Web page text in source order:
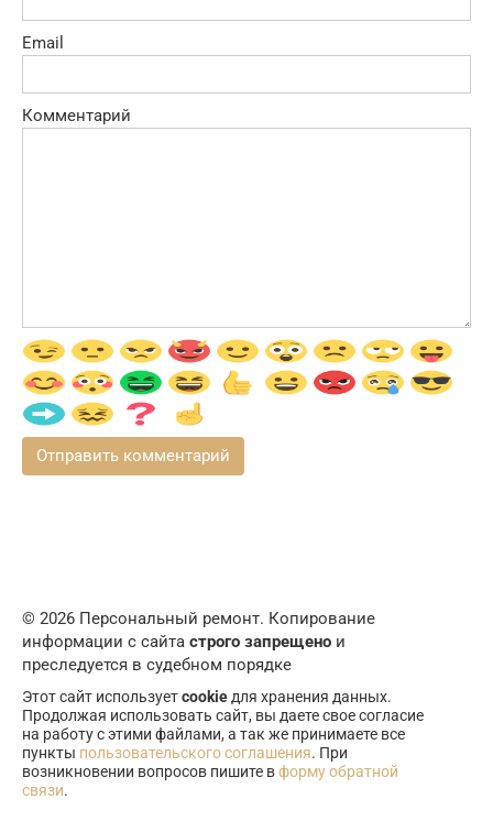
Email
Комментарий
© 2026 Персональный ремонт. Копирование
информации с сайта строго запрещено и
преследуется в судебном порядке
Этот сайт используетcookieдля хранения данных.
Продолжая использовать сайт, вы даете свое согласие
на работу с этими файлами, а так же принимаете все
пункты пользовательского соглашения. При
возникновении вопросов пишите вформу обратной
связи.